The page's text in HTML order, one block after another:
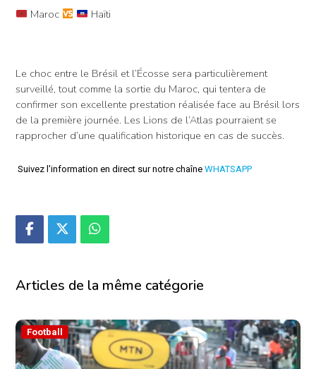
Maroc Haïti
Le choc entre le Brésil et l’Écosse sera particulièrement
surveillé, tout comme la sortie du Maroc, qui tentera de
confirmer son excellente prestation réalisée face au Brésil lors
de la première journée. Les Lions de l’Atlas pourraient se
rapprocher d’une qualification historique en cas de succès.
Suivez l'information en direct sur notre chaîne WHATSAPP
Articles de la même catégorie
Football